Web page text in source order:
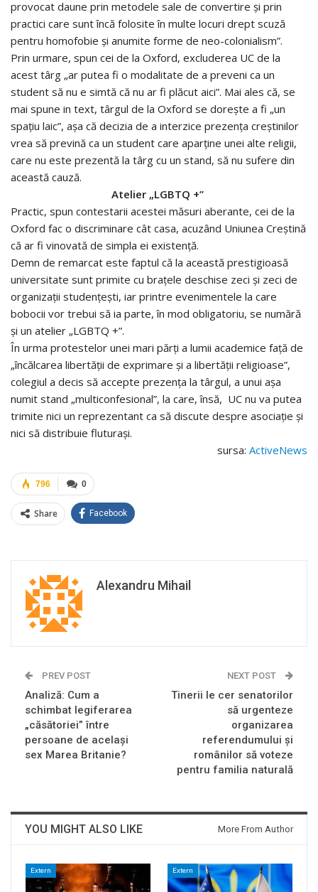
provocat daune prin metodele sale de convertire și prin
practici care sunt încă folosite în multe locuri drept scuză
pentru homofobie și anumite forme de neo-colonialism”.
Prin urmare, spun cei de la Oxford, excluderea UC de la
acest târg „ar putea fi o modalitate de a preveni ca un
student să nu e simtă că nu ar fi plăcut aici”. Mai ales că, se
mai spune in text, târgul de la Oxford se dorește a fi „un
spațiu laic”, așa că decizia de a interzice prezența creștinilor
vrea să prevină ca un student care aparține unei alte religii,
care nu este prezentă la târg cu un stand, să nu sufere din
această cauză.
Atelier „LGBTQ +”
Practic, spun contestarii acestei măsuri aberante, cei de la
Oxford fac o discriminare cât casa, acuzând Uniunea Creștină
că ar fi vinovată de simpla ei existență.
Demn de remarcat este faptul că la această prestigioasă
universitate sunt primite cu brațele deschise zeci și zeci de
organizații studențești, iar printre evenimentele la care
bobocii vor trebui să ia parte, în mod obligatoriu, se numără
și un atelier „LGBTQ +”.
În urma protestelor unei mari părți a lumii academice față de
„încălcarea libertății de exprimare și a libertății religioase”,
colegiul a decis să accepte prezența la târgul, a unui așa
numit stand „multiconfesional”, la care, însă, UC nu va putea
trimite nici un reprezentant ca să discute despre asociație și
nici să distribuie fluturași.
sursa: ActiveNews
0
796
Share Facebook
Alexandru Mihail
PREV POST
Analiză: Cum a
schimbat legiferarea
„căsătoriei” între
persoane de același
sex Marea Britanie?
NEXT POST
Tinerii le cer senatorilor
să urgenteze
organizarea
referendumului şi
românilor să voteze
pentru familia naturală
YOU MIGHT ALSO LIKE More From Author
Extern Extern